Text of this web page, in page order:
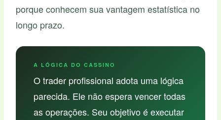
porque conhecem sua vantagem estatística no
longo prazo.
A LÓGICA DO CASSINO
O trader profissional adota uma lógica
parecida. Ele não espera vencer todas
as operações. Seu objetivo é executar